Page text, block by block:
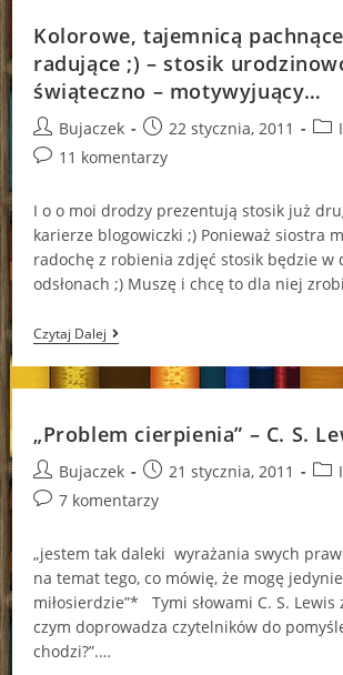
Kolorowe, tajemnicą
radujące ;) – stosik
świąteczno – motywyjuący…
Post
author:
Bujaczek
Post
published:
22 stycznia, 2011
Post
Post11 komentarzy
I o o moi drodzy prezentują stosik już
karierze blogowiczki ;) Ponieważ siostra
radochę z robienia zdjęć stosik będzie w
odsłonach ;) Muszę i chcę to dla niej
Czytaj DalejKolorowe,
Tajemnicą
Pachnące,
Serce
–
Stosik
Urodzinowo
–
Świąteczno
Motywyjuący…
„Problem cierpienia” – C. S.
Post
author:
Bujaczek
Post
published:
21 stycznia, 2011
Post
Post7 komentarzy
„jestem tak daleki wyrażania swych
na temat tego, co mówię, że mogę
miłosierdzie”* Tymi słowami C. S. Lewis
czym doprowadza czytelników do
chodzi?”.…